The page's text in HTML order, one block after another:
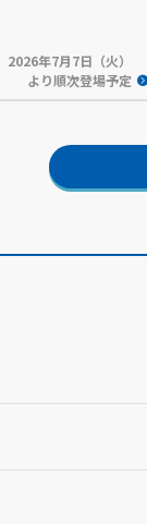
2026年7月7日（火）
より順次登場予定